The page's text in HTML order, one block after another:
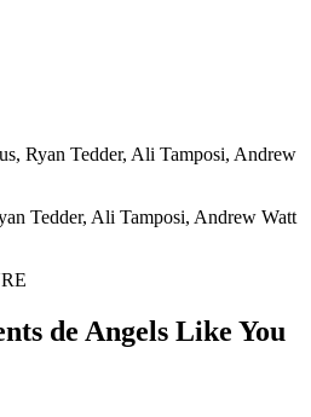
Ryan Tedder, Ali Tamposi, Andrew
Tedder, Ali Tamposi, Andrew Watt
de Angels Like You